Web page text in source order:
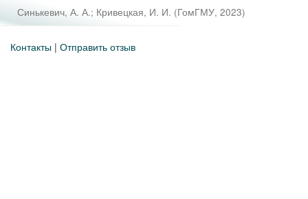
Синькевич, А. А.; Кривецкая, И. И. (ГомГМУ, 2023)
Контакты | Отправить отзыв